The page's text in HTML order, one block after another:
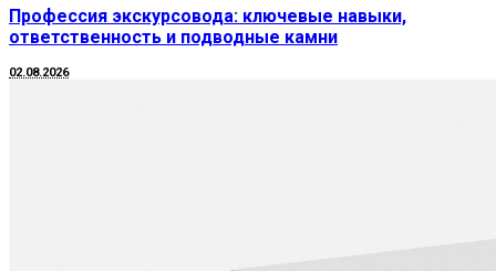
Профессия экскурсовода: ключевые навыки,
ответственность и подводные камни
02.08.2026